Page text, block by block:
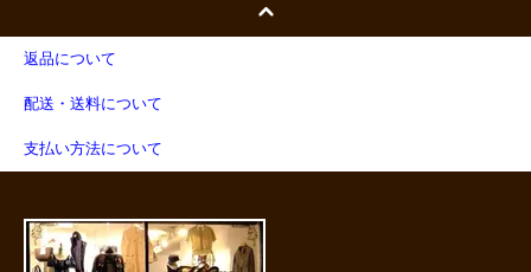
返品について
配送・送料について
支払い方法について